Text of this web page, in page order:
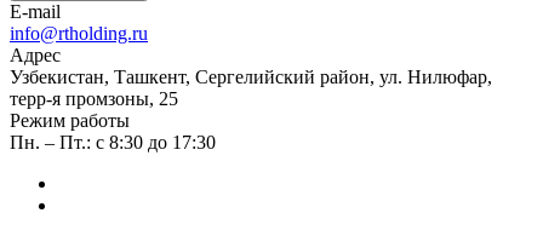
E-mail
info@rtholding.ru
Адрес
Узбекистан, Ташкент, Сергелийский район, ул. Нилюфар,
терр-я промзоны, 25
Режим работы
Пн. – Пт.: с 8:30 до 17:30